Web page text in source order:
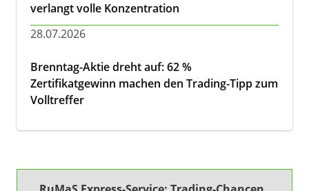
verlangt volle Konzentration
28.07.2026
Brenntag-Aktie dreht auf: 62 %
Zertifikatgewinn machen den Trading-Tipp zum
Volltreffer